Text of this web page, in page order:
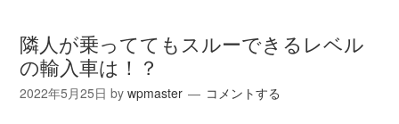
隣人が乗っててもスルーできるレベル
の輸入車は！？
2022年5月25日 bywpmaster コメントする